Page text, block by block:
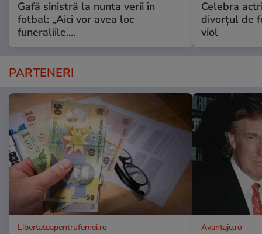
Gafă sinistră la nunta verii în
fotbal: „Aici vor avea loc
funeraliile....
Celebra
divorțul de
viol
PARTENERI
Libertateapentrufemei.ro Avantaje.ro